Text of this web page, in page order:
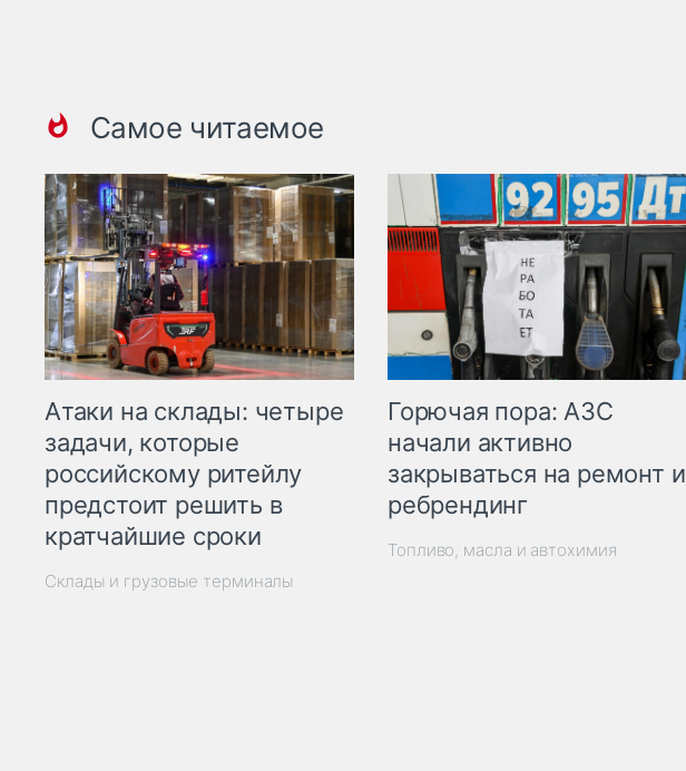
Самое читаемое
Атаки на склады: четыре
задачи, которые
российскому ритейлу
предстоит решить в
кратчайшие сроки
Склады и грузовые терминалы
Горючая пора: АЗС
начали активно
закрываться на ремонт и
ребрендинг
Топливо, масла и автохимия